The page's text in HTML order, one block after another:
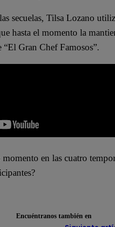
secuelas, Tilsa Lozano
hasta el momento la
“El Gran Chef Famosos”.
en las cuatro
Encuéntranos también en